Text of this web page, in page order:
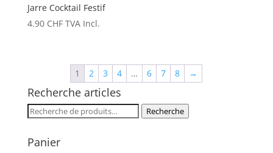
Jarre Cocktail Festif
4.90 CHF TVA Incl.
1 2 3 4 … 6 7 8 →
Recherche articles
Recherche
Recherche
Panier